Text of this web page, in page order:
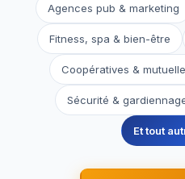
Agences pub & marketing
Fitness, spa & bien-être
Coopératives &
Sécurité &
Et tout